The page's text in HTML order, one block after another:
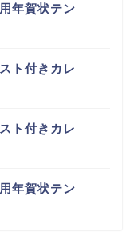
年賀状テン
ト付きカレ
ト付きカレ
年賀状テン